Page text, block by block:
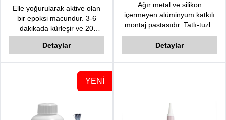
Elle yoğurularak aktive olan
bir epoksi macundur. 3-6
dakikada kürleşir ve 20
dakika içerisinde fonksiyonel
olarak kullanılabilir.
Detaylar
Ağır metal ve silikon
içermeyen alüminyum katkılı
montaj pastasıdır. Tatlı-tuzlu
su, buhar, gaz, asit, çözeltiler
ve benzine karşı mükemmel
koruma sağlar.
Detaylar
YENİ